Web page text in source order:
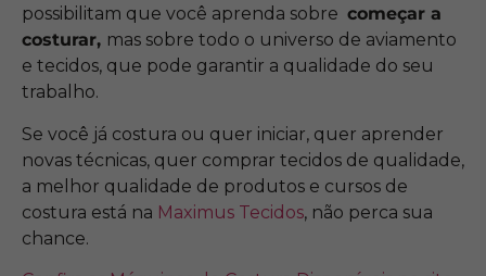
possibilitam que você aprenda sobre começar a
costurar, mas sobre todo o universo de aviamento
e tecidos, que pode garantir a qualidade do seu
trabalho.
Se você já costura ou quer iniciar, quer aprender
novas técnicas, quer comprar tecidos de qualidade,
a melhor qualidade de produtos e cursos de
costura está na Maximus Tecidos, não perca sua
chance.